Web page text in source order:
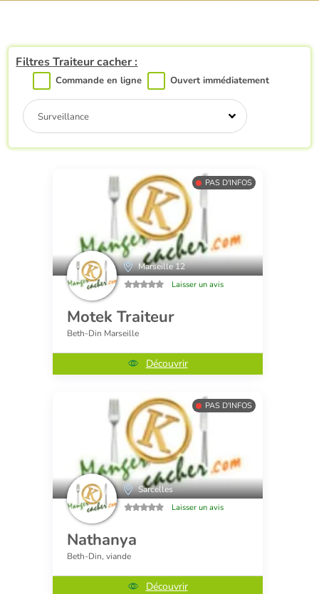
Filtres Traiteur cacher :
Commande en ligne Ouvert immédiatement
Surveillance
PAS D'INFOS
Marseille 12
Laisser un avis
Motek Traiteur
Beth-Din Marseille
Découvrir
PAS D'INFOS
Sarcelles
Laisser un avis
Nathanya
Beth-Din, viande
Découvrir